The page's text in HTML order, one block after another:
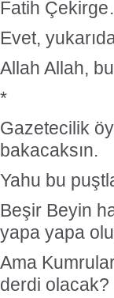
Fatih
Evet,
Allah Allah,
*
Gazetecilik
bakacaksın.
Yahu bu
Beşir Beyin
yapa yapa
Ama
derdi olacak?